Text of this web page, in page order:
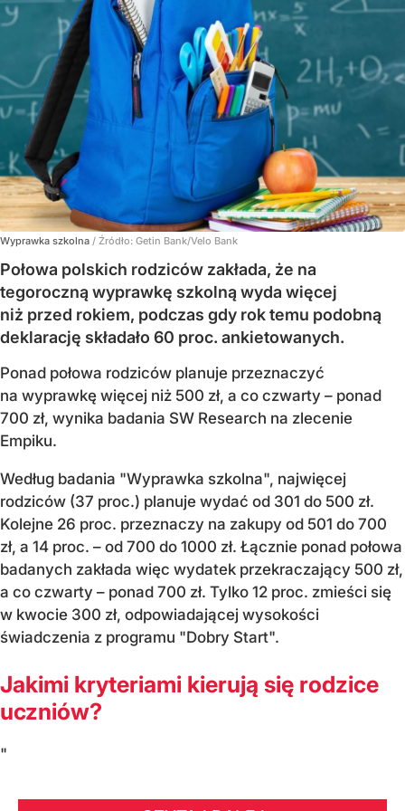
Wyprawka szkolna / Źródło: Getin Bank/Velo Bank
Połowa polskich rodziców zakłada, że na
tegoroczną wyprawkę szkolną wyda więcej
niż przed rokiem, podczas gdy rok temu podobną
deklarację składało 60 proc. ankietowanych.
Ponad połowa rodziców planuje przeznaczyć
na wyprawkę więcej niż 500 zł, a co czwarty – ponad
700 zł, wynika badania SW Research na zlecenie
Empiku.
Według badania "Wyprawka szkolna", najwięcej
rodziców (37 proc.) planuje wydać od 301 do 500 zł.
Kolejne 26 proc. przeznaczy na zakupy od 501 do 700
zł, a 14 proc. – od 700 do 1000 zł. Łącznie ponad połowa
badanych zakłada więc wydatek przekraczający 500 zł,
a co czwarty – ponad 700 zł. Tylko 12 proc. zmieści się
w kwocie 300 zł, odpowiadającej wysokości
świadczenia z programu "Dobry Start".
Jakimi kryteriami kierują się rodzice
uczniów?
"